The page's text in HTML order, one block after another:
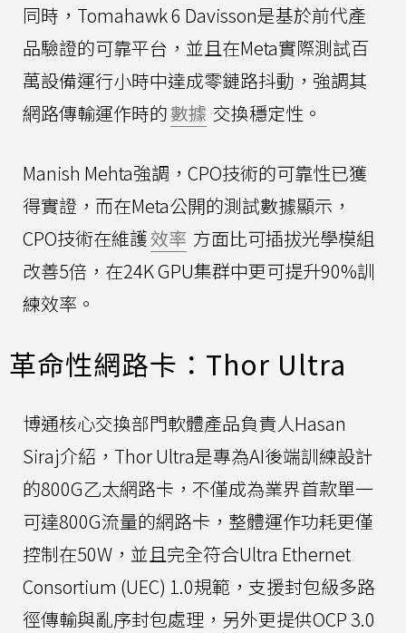
同時，Tomahawk 6 Davisson是基於前代產
品驗證的可靠平台，並且在Meta實際測試百
萬設備運行小時中達成零鏈路抖動，強調其
網路傳輸運作時的數據 交換穩定性。
Manish Mehta強調，CPO技術的可靠性已獲
得實證，而在Meta公開的測試數據顯示，
CPO技術在維護效率 方面比可插拔光學模組
改善5倍，在24K GPU集群中更可提升90%訓
練效率。
革命性網路卡：Thor Ultra
博通核心交換部門軟體產品負責人Hasan
Siraj介紹，Thor Ultra是專為AI後端訓練設計
的800G乙太網路卡，不僅成為業界首款單一
可達800G流量的網路卡，整體運作功耗更僅
控制在50W，並且完全符合Ultra Ethernet
Consortium (UEC) 1.0規範，支援封包級多路
徑傳輸與亂序封包處理，另外更提供OCP 3.0